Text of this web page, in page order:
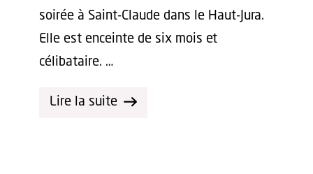
soirée à Saint-Claude dans le Haut-Jura.
Elle est enceinte de six mois et
célibataire. …
Lire la suite